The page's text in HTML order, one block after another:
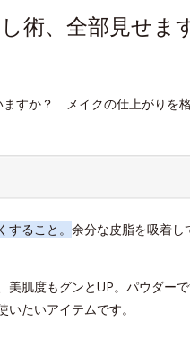
術、全部見せま
すか？ メイクの仕上がりを
ること。 余分な皮脂を吸着し
美肌度もグンとUP。パウダー
たいアイテムです。